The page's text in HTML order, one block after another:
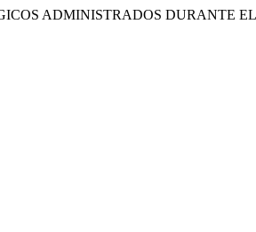
ADMINISTRADOS DURANTE